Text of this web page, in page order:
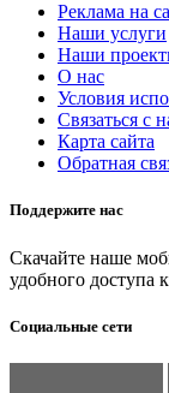
Реклама на
Наши услуги
Наши
О нас
Условия
Связаться с
Карта сайта
Обратная
Поддержите нас
Скачайте наше
удобного доступа
Социальные сети